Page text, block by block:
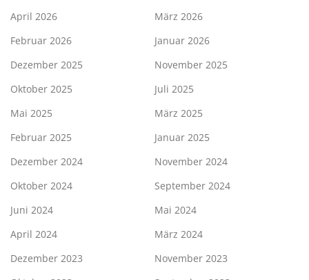
April 2026
März 2026
Februar 2026
Januar 2026
Dezember 2025
November 2025
Oktober 2025
Juli 2025
Mai 2025
März 2025
Februar 2025
Januar 2025
Dezember 2024
November 2024
Oktober 2024
September 2024
Juni 2024
Mai 2024
April 2024
März 2024
Dezember 2023
November 2023